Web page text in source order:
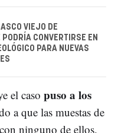
VIEJO DE
PODRÍA CONVERTIRSE EN
PARA NUEVAS
el caso puso a los
a que las muestas de
ninguno de ellos.